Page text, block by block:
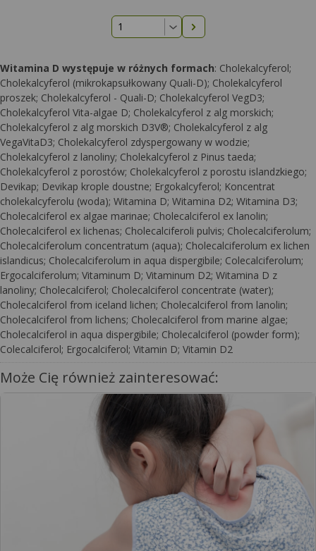
Następna strona
Witamina D występuje w różnych formach: Cholekalcyferol;
Cholekalcyferol (mikrokapsułkowany Quali-D); Cholekalcyferol
proszek; Cholekalcyferol - Quali-D; Cholekalcyferol VegD3;
Cholekalcyferol Vita-algae D; Cholekalcyferol z alg morskich;
Cholekalcyferol z alg morskich D3V®; Cholekalcyferol z alg
VegaVitaD3; Cholekalcyferol zdyspergowany w wodzie;
Cholekalcyferol z lanoliny; Cholekalcyferol z Pinus taeda;
Cholekalcyferol z porostów; Cholekalcyferol z porostu islandzkiego;
Devikap; Devikap krople doustne; Ergokalcyferol; Koncentrat
cholekalcyferolu (woda); Witamina D; Witamina D2; Witamina D3;
Cholecalciferol ex algae marinae; Cholecalciferol ex lanolin;
Cholecalciferol ex lichenas; Cholecalciferoli pulvis; Cholecalciferolum;
Cholecalciferolum concentratum (aqua); Cholecalciferolum ex lichen
islandicus; Cholecalciferolum in aqua dispergibile; Colecalciferolum;
Ergocalciferolum; Vitaminum D; Vitaminum D2; Witamina D z
lanoliny; Cholecalciferol; Cholecalciferol concentrate (water);
Cholecalciferol from iceland lichen; Cholecalciferol from lanolin;
Cholecalciferol from lichens; Cholecalciferol from marine algae;
Cholecalciferol in aqua dispergibile; Cholecalciferol (powder form);
Colecalciferol; Ergocalciferol; Vitamin D; Vitamin D2
Może Cię również zainteresować: